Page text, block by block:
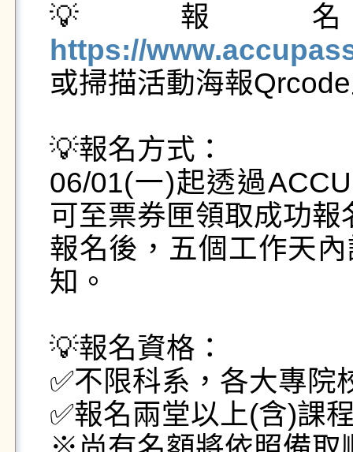
💡報
https://
或掃描活動海報
💡報名方式：
06/01(一)起透過
可至票券匣領取成功報
報名後，五個工作天
知。
💡報名資格：
✅不限科系，各大專院
✅報名兩堂以上(含)課